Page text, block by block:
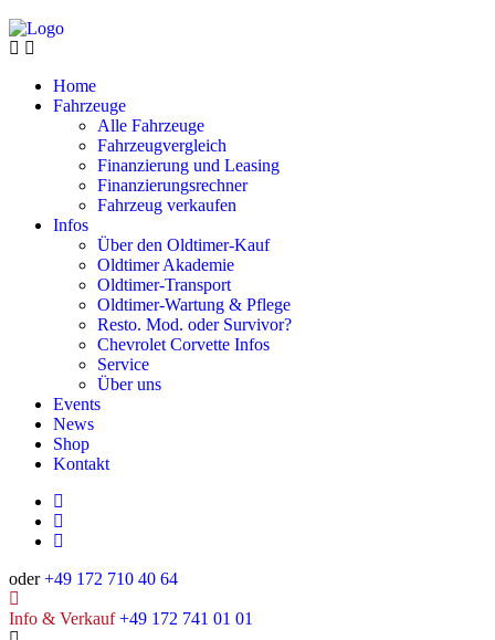
Home
Fahrzeuge
Alle Fahrzeuge
Fahrzeugvergleich
Finanzierung und Leasing
Finanzierungsrechner
Fahrzeug verkaufen
Infos
Über den Oldtimer-Kauf
Oldtimer Akademie
Oldtimer-Transport
Oldtimer-Wartung & Pflege
Resto. Mod. oder Survivor?
Chevrolet Corvette Infos
Service
Über uns
Events
News
Shop
Kontakt
oder+49 172 710 40 64
Info & Verkauf+49 172 741 01 01